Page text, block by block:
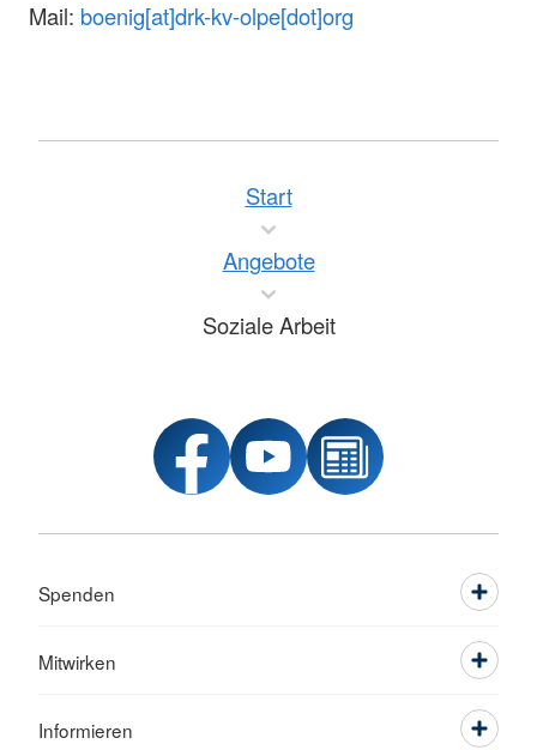
Mail: boenig[at]drk-kv-olpe[dot]org
Start
Angebote
Soziale Arbeit
Spenden
Mitwirken
Informieren